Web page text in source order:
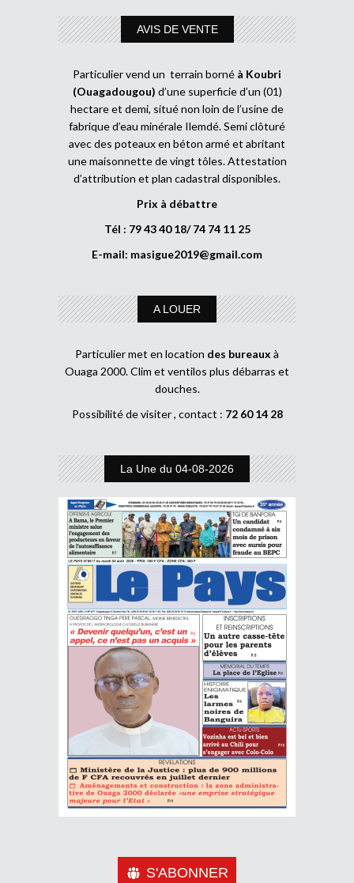
AVIS DE VENTE
Particulier vend un terrain borné à Koubri
(Ouagadougou) d’une superficie d’un (01)
hectare et demi, situé non loin de l’usine de
fabrique d’eau minérale Ilemdé. Semi clôturé
avec des poteaux en béton armé et abritant
une maisonnette de vingt tôles. Attestation
d’attribution et plan cadastral disponibles.
Prix à débattre
Tél : 79 43 40 18/ 74 74 11 25
E-mail: masigue2019@gmail.com
A LOUER
Particulier met en location des bureaux à
Ouaga 2000. Clim et ventilos plus débarras et
douches.
Possibilité de visiter , contact : 72 60 14 28
La Une du 04-08-2026
S'ABONNER